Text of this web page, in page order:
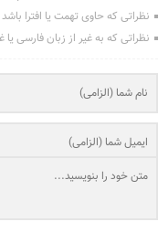
نظراتی که حاوی تهمت یا افترا
نظراتی که به غیر از زبان فارسی